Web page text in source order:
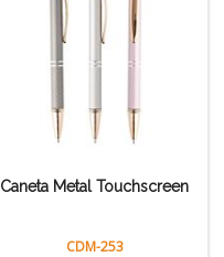
Caneta Metal Touchscreen
CDM-253